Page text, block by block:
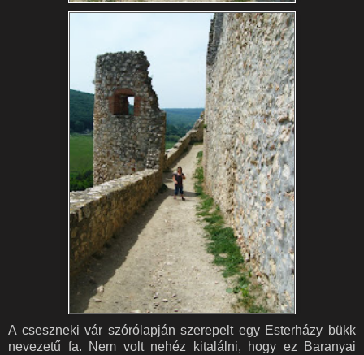
A cseszneki vár szórólapján szerepelt egy Esterházy bükk
nevezetű fa. Nem volt nehéz kitalálni, hogy ez Baranyai